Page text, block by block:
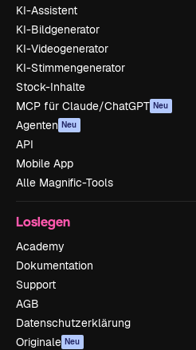
KI-Assistent
KI-Bildgenerator
KI-Videogenerator
KI-Stimmengenerator
Stock-Inhalte
MCP für Claude/ChatGPT Neu
Agenten Neu
API
Mobile App
Alle Magnific-Tools
Loslegen
Academy
Dokumentation
Support
AGB
Datenschutzerklärung
Originale Neu